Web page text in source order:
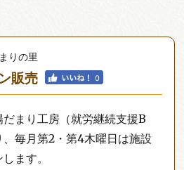
りの里
販売
まり工房（就労継続支援B
毎月第2・第4木曜日は施設
ます。